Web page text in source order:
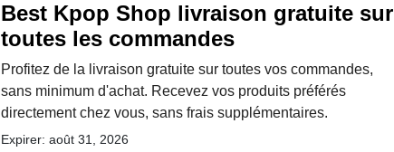
Best Kpop Shop livraison gratuite sur
toutes les commandes
Profitez de la livraison gratuite sur toutes vos commandes,
sans minimum d'achat. Recevez vos produits préférés
directement chez vous, sans frais supplémentaires.
Expirer: août 31, 2026